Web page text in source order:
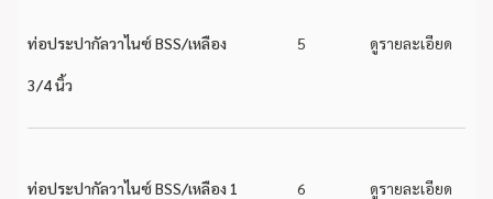
ท่อประปากัลวาไนซ์ BSS/เหลือง
3/4 นิ้ว
5 ดูรายละเอียด
ท่อประปากัลวาไนซ์ BSS/เหลือง 1 6 ดูรายละเอียด